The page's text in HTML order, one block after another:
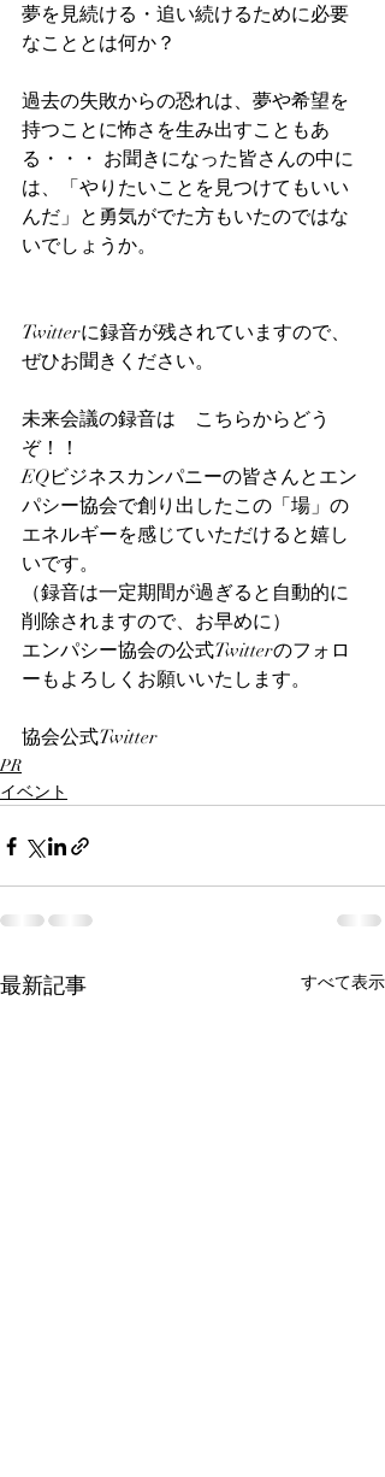
夢を見続ける・追い続けるために必要
なこととは何か？
過去の失敗からの恐れは、夢や希望を
持つことに怖さを生み出すこともあ
る・・・ お聞きになった皆さんの中に
は、「やりたいことを見つけてもいい
んだ」と勇気がでた方もいたのではな
いでしょうか。
Twitterに録音が残されていますので、
ぜひお聞きください。
未来会議の録音は こちらからどう
ぞ！！
EQビジネスカンパニーの皆さんとエン
パシー協会で創り出したこの「場」の
エネルギーを感じていただけると嬉し
いです。
（録音は一定期間が過ぎると自動的に
削除されますので、お早めに）
エンパシー協会の公式Twitterのフォロ
ーもよろしくお願いいたします。
協会公式Twitter
PR
イベント
最新記事 すべて表示